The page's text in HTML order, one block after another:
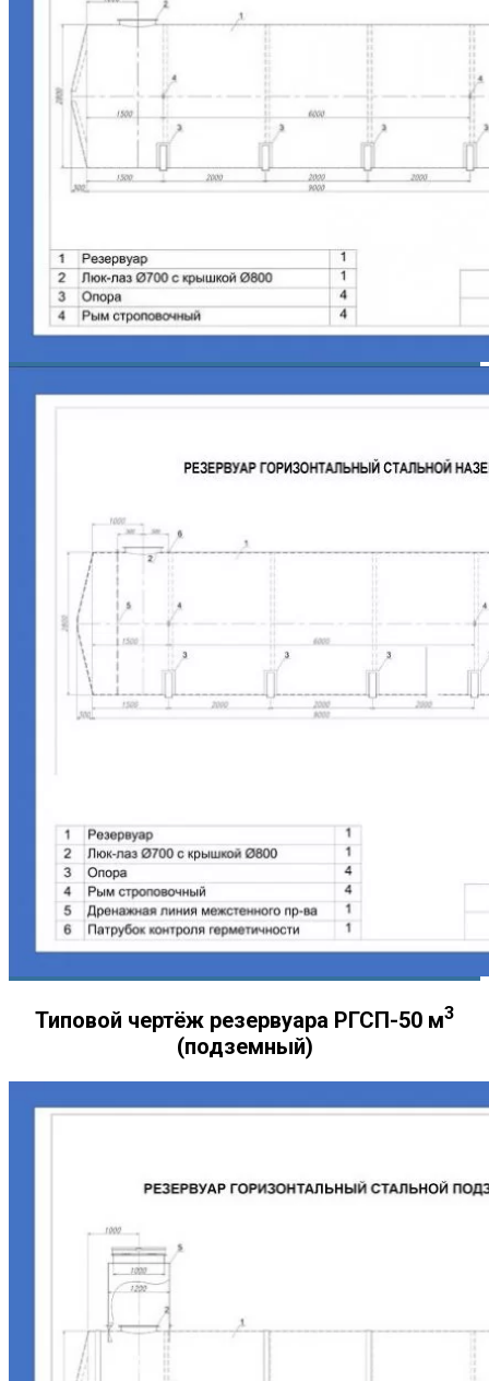
Типовой чертёж резервуара РГСП-50 м3
(подземный)